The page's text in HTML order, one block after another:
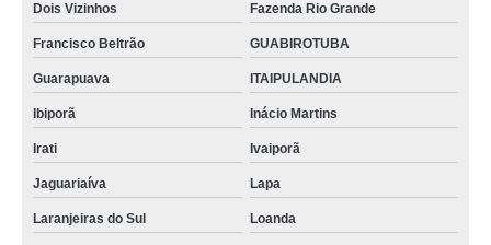
Dois Vizinhos Fazenda Rio Grande
Francisco Beltrão GUABIROTUBA
Guarapuava ITAIPULANDIA
Ibiporã Inácio Martins
Irati Ivaiporã
Jaguariaíva Lapa
Laranjeiras do Sul Loanda